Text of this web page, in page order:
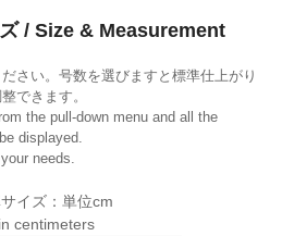
/ Size & Measurement
さい。号数を選びますと標準仕上がり
できます。
the pull-down menu and all the
displayed.
needs.
イズ：単位cm
centimeters